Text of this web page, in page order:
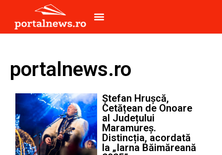
portalnews.ro
Ștefan Hrușcă,
Cetățean de Onoare
al Județului
Maramureș.
Distincția, acordată
la „Iarna Băimăreană